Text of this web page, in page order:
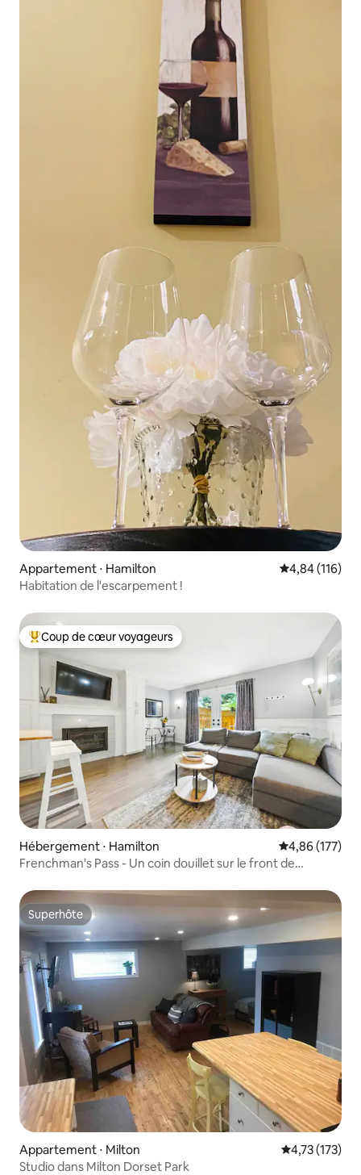
Appartement ⋅ Hamilton Évaluation
4,84 (116)
Habitation de l'escarpement !
Coups de cœur voyageurs les plus appréciés
Coup de cœur voyageurs
Hébergement ⋅ Hamilton Évaluation
4,86 (177)
Frenchman's Pass - Un coin douillet sur le front de
Superhôte
Superhôte
Appartement ⋅ Milton Évaluation
4,73 (173)
Studio dans Milton Dorset Park